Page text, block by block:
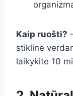
Kaip ruošti?
stikline
laikykite 10